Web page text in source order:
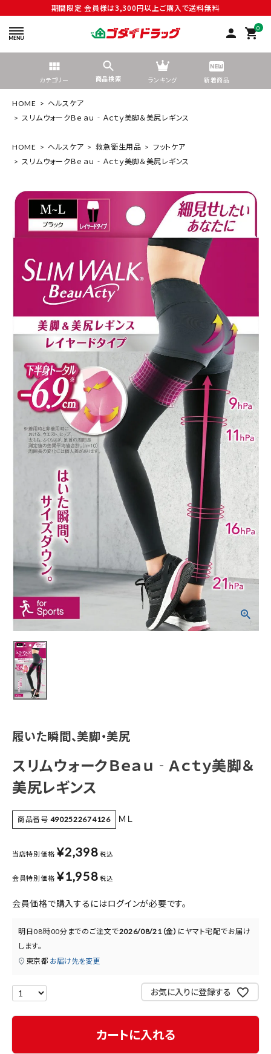
期間限定 会員様は3,300円以上ご購入で送料無料
person 0
shopping_cart
カテゴリー 商品検索 ランキング 新着商品
search
tune 絞り込んで検索する
ようこそ ゲスト 様
ログイン person 会員登録
新着商品
健康食品
雑貨
食品
インフォメーション
医薬品に関する注意事項
プライバシーポリシー
特定商取引法について
お問い合わせ
HOME
ヘルスケア
スリムウォークＢｅａｕ‐Ａｃｔｙ美脚＆美尻レギンス
HOME ヘルスケア 救急衛生用品
フットケア
スリムウォークＢｅａｕ‐Ａｃｔｙ美脚＆美尻レギンス
履いた瞬間、美脚・美尻
スリムウォークＢｅａｕ‐Ａｃｔｙ美脚＆
美尻レギンス
商品番号 4902522674126 ＭＬ
当店特別価格 ¥2,398 税込
会員特別価格 ¥1,958 税込
会員価格で購入するにはログインが必要です。
明日08時00分 までのご注文で2026/08/21（金） に ヤマト宅配でお届け
します。
東京都 お届け先を変更
お気に入りに登録する
カートに入れる